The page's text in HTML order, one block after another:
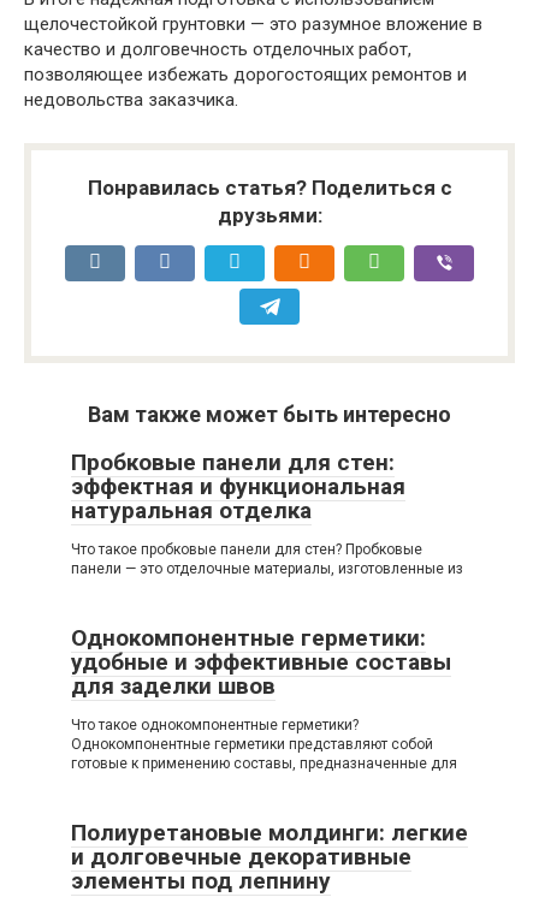
щелочестойкой грунтовки — это разумное вложение в
качество и долговечность отделочных работ,
позволяющее избежать дорогостоящих ремонтов и
недовольства заказчика.
Понравилась статья? Поделиться с
друзьями:
Вам также может быть интересно
Пробковые панели для стен:
эффектная и функциональная
натуральная отделка
Что такое пробковые панели для стен? Пробковые
панели — это отделочные материалы, изготовленные из
Однокомпонентные герметики:
удобные и эффективные составы
для заделки швов
Что такое однокомпонентные герметики?
Однокомпонентные герметики представляют собой
готовые к применению составы, предназначенные для
Полиуретановые молдинги: легкие
и долговечные декоративные
элементы под лепнину